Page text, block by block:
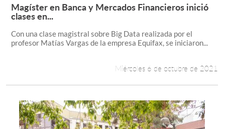
Leer más +
Magíster en Banca y Mercados Financieros inició
clases en...
Con una clase magistral sobre Big Data realizada por el
profesor Matías Vargas de la empresa Equifax, se iniciaron...
Miércoles 6 de octubre de 2021